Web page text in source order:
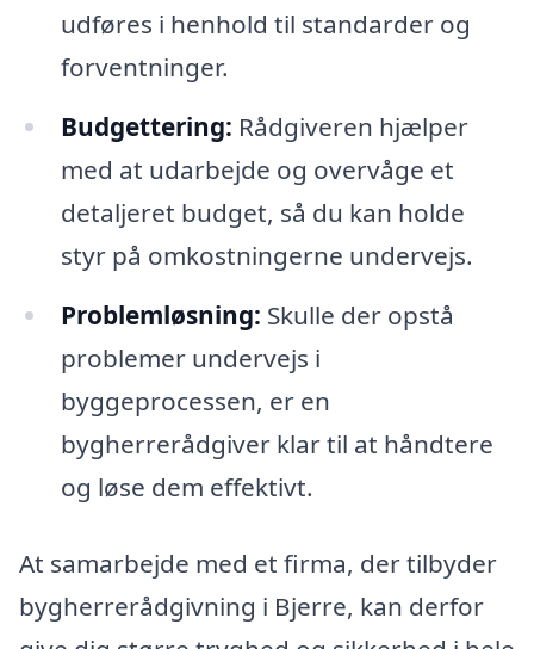
udføres i henhold til standarder og
forventninger.
Budgettering: Rådgiveren hjælper
med at udarbejde og overvåge et
detaljeret budget, så du kan holde
styr på omkostningerne undervejs.
Problemløsning: Skulle der opstå
problemer undervejs i
byggeprocessen, er en
bygherrerådgiver klar til at håndtere
og løse dem effektivt.
At samarbejde med et firma, der tilbyder
bygherrerådgivning i Bjerre, kan derfor